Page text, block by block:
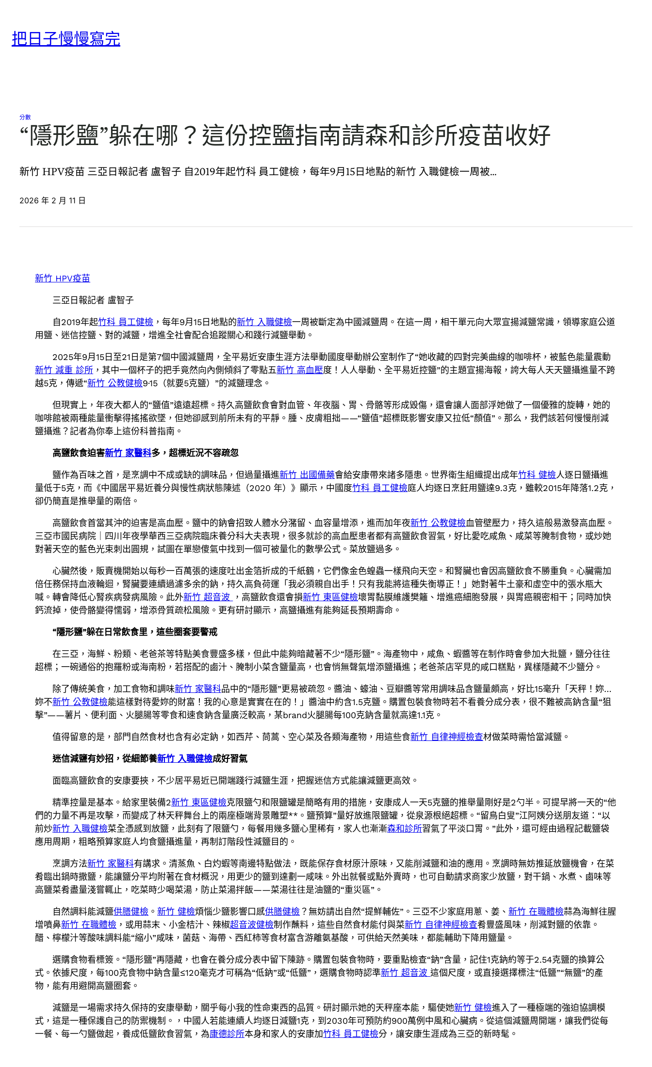
把日子慢慢寫完
分數
“隱形鹽”躲在哪？這份控鹽指南請森和診所疫苗收好
新竹 HPV疫苗 三亞日報記者 盧智子 自2019年起竹科 員工健檢，每年9月15日地點的新竹 入職健檢一周被…
2026 年 2 月 11 日
新竹 HPV疫苗
三亞日報記者 盧智子
自2019年起竹科 員工健檢 ，每年9月15日地點的新竹 入職健檢一周被斷定為中國減鹽周。在這一周，相干單元向大眾宣揚減鹽常識，領導家庭公道
用鹽、迷信控鹽、對的減鹽，增進全社會配合追蹤關心和踐行減鹽舉動。
2025年9月15日至21日是第7個中國減鹽周，全平易近安康生涯方法舉動國度舉動辦公室制作了“她收藏的四對完美曲線的咖啡杯，被藍色能量震動
新竹 減重 診所 ，其中一個杯子的把手竟然向內側傾斜了零點五新竹 高血壓度！人人舉動、全平易近控鹽”的主題宣揚海報，誇大每人天天鹽攝進量不跨
越5克，傳遞“新竹 公教健檢9·15（就要5克鹽）”的減鹽理念。
但現實上，年夜大都人的“鹽值”遠遠超標。持久高鹽飲食會對血管、年夜腦、胃、骨骼等形成毀傷，還會讓人面部浮她做了一個優雅的旋轉，她的
咖啡館被兩種能量衝擊得搖搖欲墜，但她卻感到前所未有的平靜。腫、皮膚粗拙——“鹽值”超標既影響安康又拉低“顏值”。那么，我們該若何慢慢削減
鹽攝進？記者為你奉上這份科普指南。
高鹽飲食迫害新竹 家醫科多，超標近況不容疏忽
鹽作為百味之首，是烹調中不成或缺的調味品，但過量攝進新竹 出國備藥會給安康帶來諸多隱患。世界衛生組織提出成年竹科 健檢人逐日鹽攝進
量低于5克，而《中國居平易近養分與慢性病狀態陳述（2020 年）》顯示，中國度竹科 員工健檢庭人均逐日烹飪用鹽達9.3克，雖較2015年降落1.2克，
卻仍簡直是推舉量的兩倍。
高鹽飲食首當其沖的迫害是高血壓。鹽中的鈉會招致人體水分潴留、血容量增添，進而加年夜新竹 公教健檢血管壁壓力，持久這般易激發高血壓。
三亞市國民病院｜四川年夜學華西三亞病院臨床養分科大夫表現，很多就診的高血壓患者都有高鹽飲食習氣，好比愛吃咸魚、咸菜等腌制食物，或炒她
對著天空的藍色光束刺出圓規，試圖在單戀傻氣中找到一個可被量化的數學公式。菜放鹽過多。
心臟然後，販賣機開始以每秒一百萬張的速度吐出金箔折成的千紙鶴，它們像金色蝗蟲一樣飛向天空。和腎臟也會因高鹽飲食不勝重負。心臟需加
倍任務保持血液輪迴，腎臟要連續過濾多余的鈉，持久高負荷運「我必須親自出手！只有我能將這種失衡導正！」她對著牛土豪和虛空中的張水瓶大
喊。轉會降低心腎疾病發病風險。此外新竹 超音波 ，高鹽飲食還會損新竹 東區健檢壞胃黏膜維護樊籬、增進癌細胞發展，與胃癌親密相干；同時加快
鈣流掉，使骨骼變得懦弱，增添骨質疏松風險。更有研討顯示，高鹽攝進有能夠延長預期壽命。
“隱形鹽”躲在日常飲食里，這些圈套要警戒
在三亞，海鮮、粉類、老爸茶等特點美食豐盛多樣，但此中能夠暗藏著不少“隱形鹽”。海產物中，咸魚、蝦醬等在制作時會參加大批鹽，鹽分往往
超標；一碗通俗的抱羅粉或海南粉，若搭配的鹵汁、腌制小菜含鹽量高，也會悄無聲氣增添鹽攝進；老爸茶店罕見的咸口糕點，異樣隱藏不少鹽分。
除了傳統美食，加工食物和調味新竹 家醫科品中的“隱形鹽”更易被疏忽。醬油、蠔油、豆瓣醬等常用調味品含鹽量頗高，好比15毫升「天秤！妳…
妳不新竹 公教健檢能這樣對待愛妳的財富！我的心意是實實在在的！」醬油中約含1.5克鹽。購置包裝食物時若不看養分成分表，很不難被高鈉含量“狙
擊”——薯片、便利面、火腿腸等零食和速食鈉含量廣泛較高，某brand火腿腸每100克鈉含量就高達1.1克。
值得留意的是，部門自然食材也含有必定鈉，如西芹、茼蒿、空心菜及各類海產物，用這些食新竹 自律神經檢查材做菜時需恰當減鹽。
迷信減鹽有妙招，從細節養新竹 入職健檢成好習氣
面臨高鹽飲食的安康要挾，不少居平易近已開端踐行減鹽生涯，把握迷信方式能讓減鹽更高效。
精準控量是基本。給家里裝備2新竹 東區健檢克限鹽勺和限鹽罐是簡略有用的措施，安康成人一天5克鹽的推舉量剛好是2勺半。可提早將一天的“他
們的力量不再是攻擊，而變成了林天秤舞台上的兩座極端背景雕塑**。鹽預算”量好放進限鹽罐，從泉源根絕超標。“留鳥白叟”江阿姨分送朋友道：“以
前炒新竹 入職健檢菜全憑感到放鹽，此刻有了限鹽勺，每餐用幾多鹽心里稀有，家人也漸漸森和診所習氣了平淡口胃。”此外，還可經由過程記載鹽袋
應用周期，粗略預算家庭人均食鹽攝進量，再制訂階段性減鹽目的。
烹調方法新竹 家醫科有講求。清蒸魚、白灼蝦等南邊特點做法，既能保存食材原汁原味，又能削減鹽和油的應用。烹調時無妨推延放鹽機會，在菜
肴臨出鍋時撒鹽，能讓鹽分平均附著在食材概況，用更少的鹽到達劃一咸味。外出就餐或點外賣時，也可自動請求商家少放鹽，對干鍋、水煮、鹵味等
高鹽菜肴盡量淺嘗輒止，吃菜時少喝菜湯，防止菜湯拌飯——菜湯往往是油鹽的“重災區”。
自然調料能減鹽供膳健檢 。新竹 健檢煩惱少鹽影響口感供膳健檢？無妨請出自然“提鮮輔佐”。三亞不少家庭用蔥、姜、新竹 在職體檢蒜為海鮮往腥
增噴鼻新竹 在職體檢 ，或用蒜末、小金桔汁、辣椒超音波健檢制作蘸料，這些自然食材能付與菜新竹 自律神經檢查肴豐盛風味，削減對鹽的依靠。
醋、檸檬汁等酸味調料能“縮小”咸味，菌菇、海帶、西紅柿等食材富含游離氨基酸，可供給天然美味，都能輔助下降用鹽量。
選購食物看標簽。“隱形鹽”再隱藏，也會在養分成分表中留下陳跡。購置包裝食物時，要重點檢查“鈉”含量，記住1克鈉約等于2.54克鹽的換算公
式。依據尺度，每100克食物中鈉含量≤120毫克才可稱為“低鈉”或“低鹽”，選購食物時認準新竹 超音波這個尺度，或直接選擇標注“低鹽”“無鹽”的產
物，能有用避開高鹽圈套。
減鹽是一場需求持久保持的安康舉動，關乎每小我的性命東西的品質。研討顯示她的天秤座本能，驅使她新竹 健檢進入了一種極端的強迫協調模
式，這是一種保護自己的防禦機制。，中國人若能連續人均逐日減鹽1克，到2030年可預防約900萬例中風和心臟病。從這個減鹽周開端，讓我們從每
一餐、每一勺鹽做起，養成低鹽飲食習氣，為康德診所本身和家人的安康加竹科 員工健檢分，讓安康生涯成為三亞的新時髦。